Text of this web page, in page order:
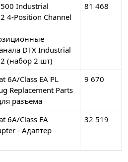
Industrial
4-Position Channel
DTX Industrial
(набор 2 шт)
81 468
6A/Class EA PL
Replacement Parts
разъема
9 670
6A/Class EA
- Адаптер
32 519